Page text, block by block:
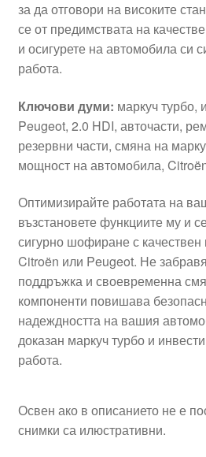
за да отговори на високите
се от предимствата на
и осигурете на автомобила си
работа.
Ключови думи: маркуч турбо,
Peugeot, 2.0 HDI, авточасти,
резервни части, смяна на
мощност на автомобила,
Оптимизирайте работата на
възстановете функциите му и
сигурно шофиране с
Citroën или Peugeot. Не
поддръжка и своевременна
компоненти повишава
надеждността на вашия
доказан маркуч турбо и
работа.
Освен ако в описанието не е
снимки са илюстративни.